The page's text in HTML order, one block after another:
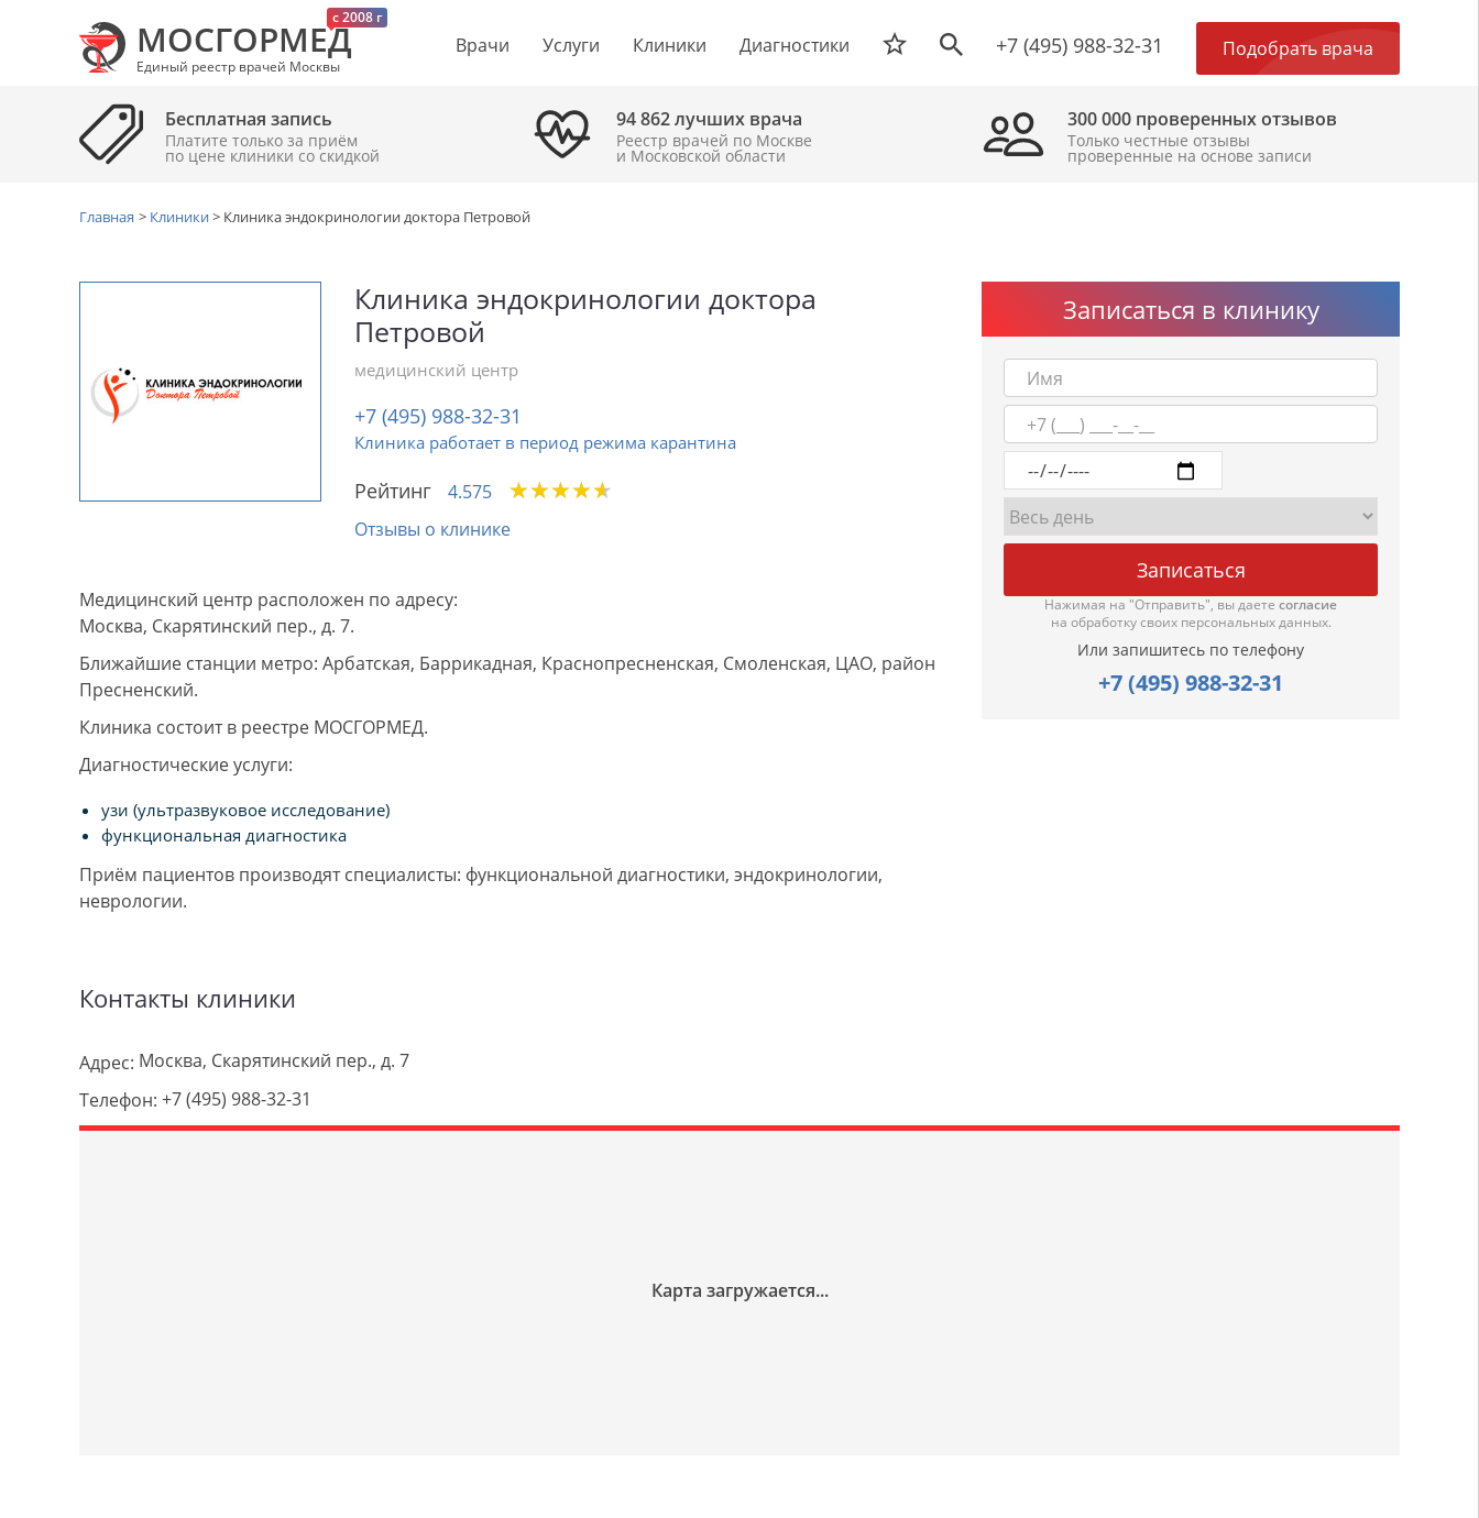
c 2008 г
МОСГОРМЕД
Единый реестр врачей Москвы
Врачи Услуги Клиники Диагностики +7 (495) 988-32-31 Подобрать врача
Бесплатная запись
Платите только за приём
по цене клиники cо скидкой
94 862 лучших врача
Реестр врачей по Москве
и Московской области
300 000 проверенных отзывов
Только честные отзывы
проверенные на основе записи
Главная > Клиники> Клиника эндокринологии доктора Петровой
Клиника эндокринологии доктора
Петровой
медицинский центр
+7 (495) 988-32-31
Клиника работает в период режима карантина
Рейтинг 4.575 ★★★★★
★★★★★
Отзывы о клинике
Медицинский центр расположен по адресу:
Москва, Скарятинский пер., д. 7.
Ближайшие станции метро: Арбатская, Баррикадная, Краснопресненская, Смоленская, ЦАО, район
Пресненский.
Клиника состоит в реестре МОСГОРМЕД.
Диагностические услуги:
узи (ультразвуковое исследование)
функциональная диагностика
Приём пациентов производят специалисты: функциональной диагностики, эндокринологии,
неврологии.
Записаться в клинику
Нажимая на "Отправить", вы даете согласие
на обработку своих персональных данных.
Или запишитесь по телефону
+7 (495) 988-32-31
Контакты клиники
Адрес: Москва, Скарятинский пер., д. 7
Телефон: +7 (495) 988-32-31